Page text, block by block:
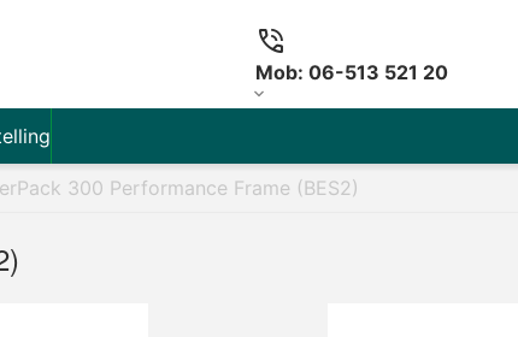
Mob: 06-513 521 20
300 Performance Frame (BES2)